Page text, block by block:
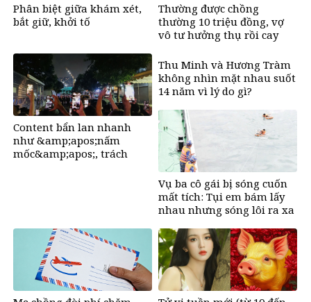
Phân biệt giữa khám xét,
bắt giữ, khởi tố
Thường được chồng
thường 10 triệu đồng, vợ
vô tư hưởng thụ rồi cay
sau
Content bẩn lan nhanh
như &amp;apos;nấm
mốc&amp;apos;, trách
Thu Minh và Hương Tràm
không nhìn mặt nhau suốt
14 năm vì lý do gì?
Vụ ba cô gái bị sóng cuốn
mất tích: Tụi em bám lấy
nhau nhưng sóng lôi ra xa